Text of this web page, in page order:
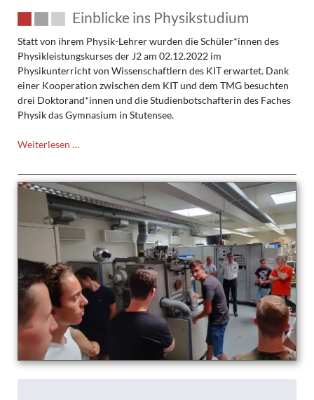
Einblicke ins Physikstudium
Statt von ihrem Physik-Lehrer wurden die Schüler*innen des
Physikleistungskurses der J2 am 02.12.2022 im
Physikunterricht von Wissenschaftlern des KIT erwartet. Dank
einer Kooperation zwischen dem KIT und dem TMG besuchten
drei Doktorand*innen und die Studienbotschafterin des Faches
Physik das Gymnasium in Stutensee.
Weiterlesen …
Physikstudium